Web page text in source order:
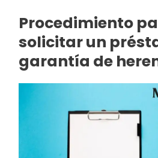
Procedimiento
solicitar un
garantía de